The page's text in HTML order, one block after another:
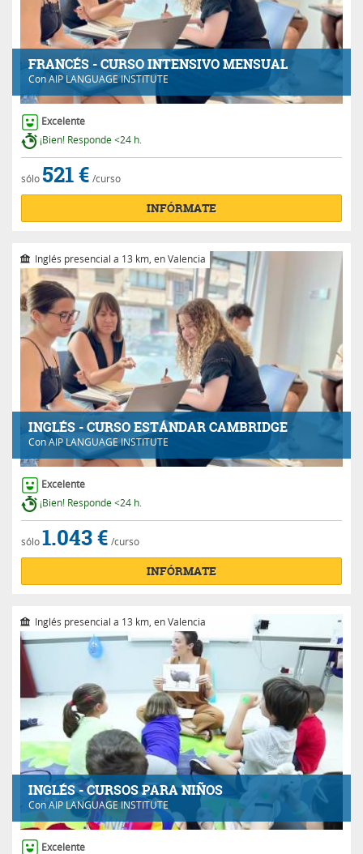
FRANCÉS - CURSO INTENSIVO MENSUAL
ConAIP LANGUAGE INSTITUTE
Excelente
¡Bien! Responde <24 h.
sólo 521 € /curso
INFÓRMATE
INGLÉS - CURSO ESTÁNDAR CAMBRIDGE
ConAIP LANGUAGE INSTITUTE
Inglés presencial a 13 km, en Valencia
Excelente
¡Bien! Responde <24 h.
sólo1.043 € /curso
INFÓRMATE
INGLÉS - CURSOS PARA NIÑOS
ConAIP LANGUAGE INSTITUTE
Inglés presencial a 13 km, en Valencia
Excelente